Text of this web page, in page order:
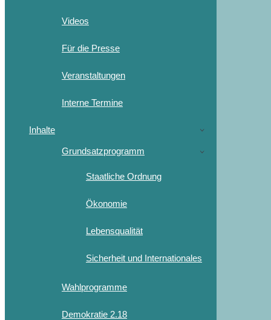
Videos
Für die Presse
Veranstaltungen
Interne Termine
Inhalte
Grundsatzprogramm
Staatliche Ordnung
Ökonomie
Lebensqualität
Sicherheit und Internationales
Wahlprogramme
Demokratie 2.18